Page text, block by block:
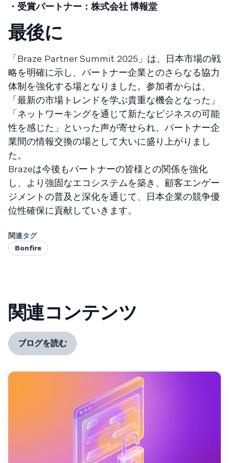
・受賞パートナー：株式会社 博報堂
最後に
「Braze Partner Summit 2025」は、日本市場の戦
略を明確に示し、パートナー企業とのさらなる協力
体制を強化する場となりました。参加者からは、
「最新の市場トレンドを学ぶ貴重な機会となった」
「ネットワーキングを通じて新たなビジネスの可能
性を感じた」といった声が寄せられ、パートナー企
業間の情報交換の場として大いに盛り上がりまし
た。
Brazeは今後もパートナーの皆様との関係を強化
し、より強固なエコシステムを築き、顧客エンゲー
ジメントの普及と深化を通じて、日本企業の競争優
位性確保に貢献していきます。
関連タグ
Bonfire
関連コンテンツ
ブログを読む